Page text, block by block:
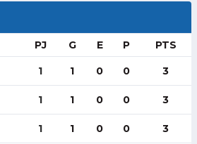
PJ G E P PTS
1 1 0 0 3
1 1 0 0 3
1 1 0 0 3